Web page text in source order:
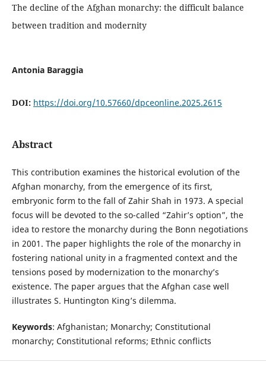
The decline of the Afghan monarchy: the difficult balance
between tradition and modernity
Antonia Baraggia
DOI: https://doi.org/10.57660/dpceonline.2025.2615
Abstract
This contribution examines the historical evolution of the
Afghan monarchy, from the emergence of its first,
embryonic form to the fall of Zahir Shah in 1973. A special
focus will be devoted to the so-called “Zahir’s option”, the
idea to restore the monarchy during the Bonn negotiations
in 2001. The paper highlights the role of the monarchy in
fostering national unity in a fragmented context and the
tensions posed by modernization to the monarchy’s
existence. The paper argues that the Afghan case well
illustrates S. Huntington King’s dilemma.
Keywords: Afghanistan; Monarchy; Constitutional
monarchy; Constitutional reforms; Ethnic conflicts